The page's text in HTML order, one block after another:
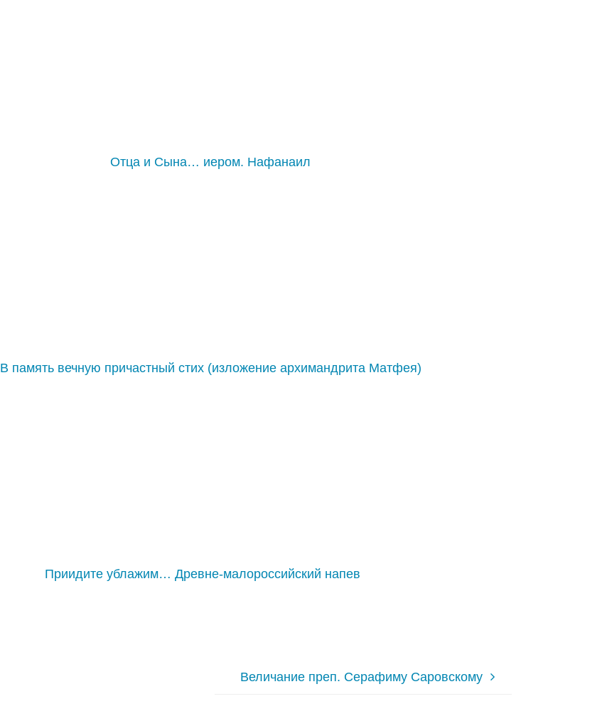
Отца и Сына… иером. Нафанаил
В память вечную причастный стих (изложение архимандрита Матфея)
Приидите ублажим… Древне-малороссийский напев
Величание преп. Серафиму Саровскому